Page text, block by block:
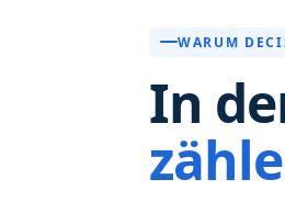
WARUM
In